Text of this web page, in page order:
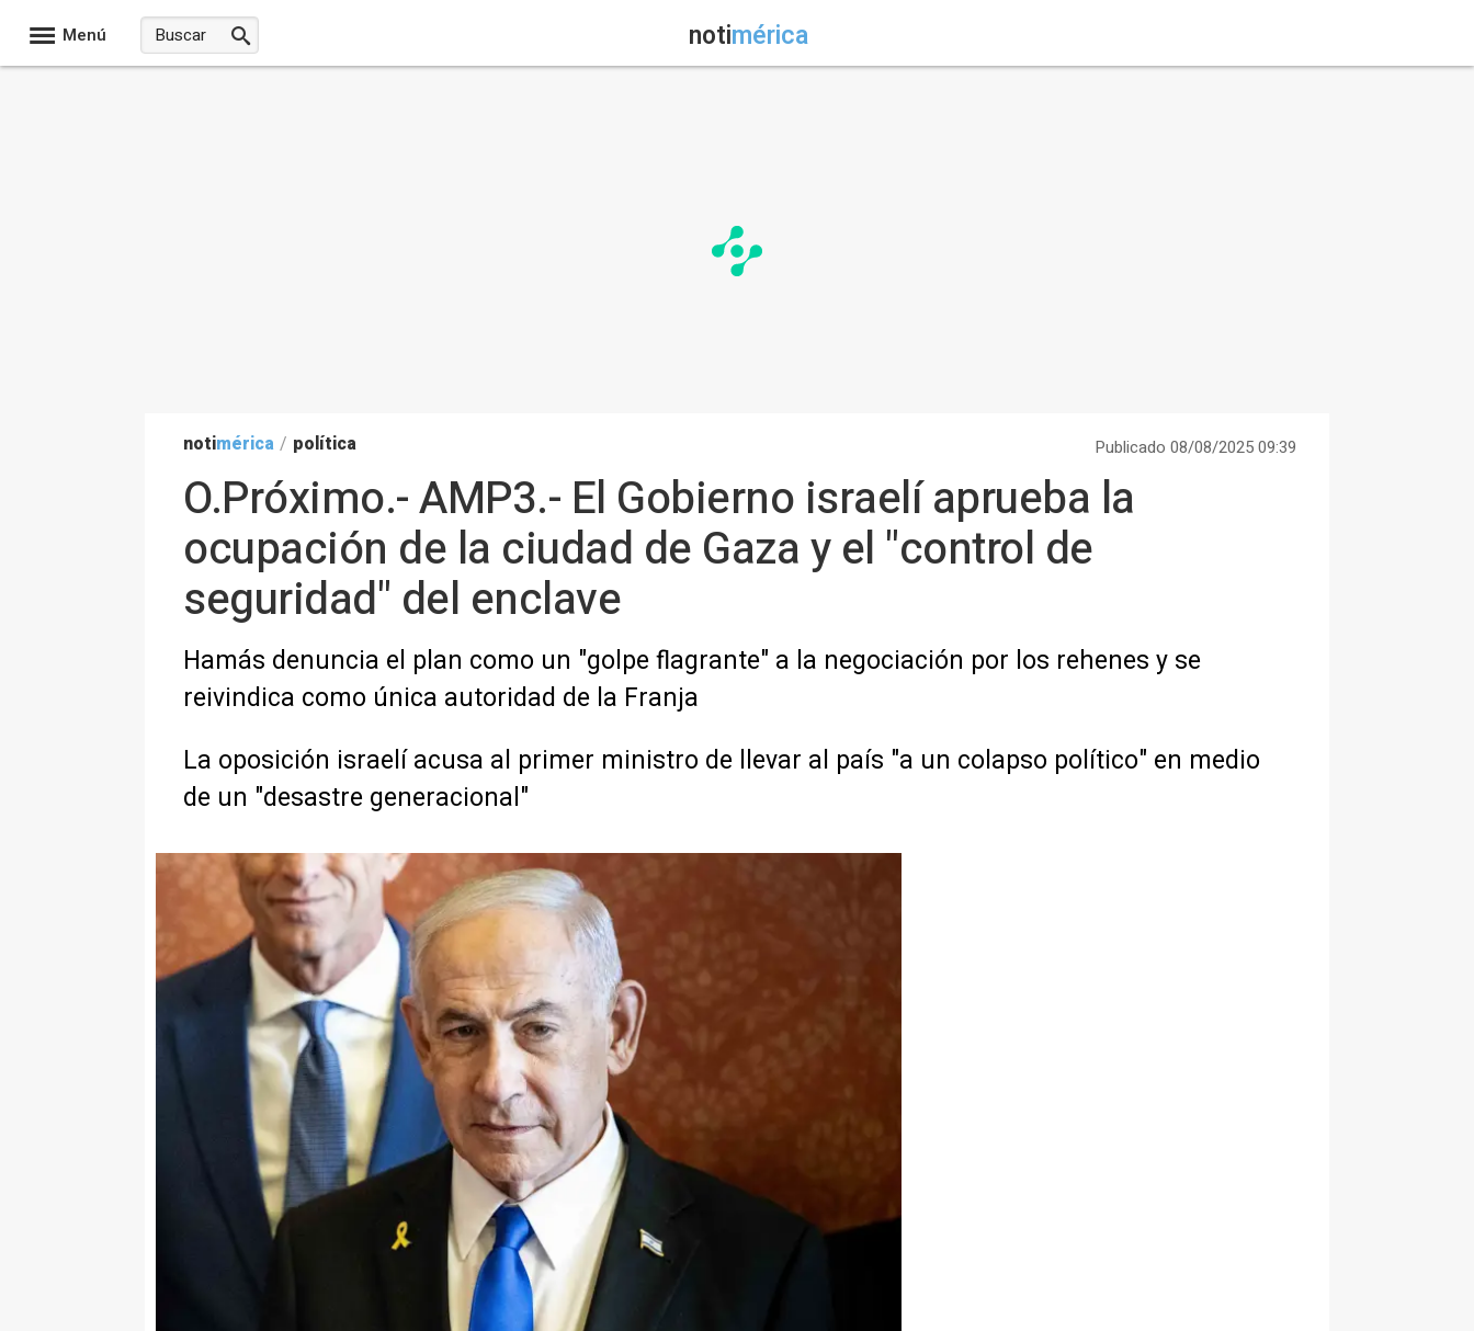
Menú notimérica
notimérica / política Publicado 08/08/2025 09:39
O.Próximo.- AMP3.- El Gobierno israelí aprueba la
ocupación de la ciudad de Gaza y el "control de
seguridad" del enclave
Hamás denuncia el plan como un "golpe flagrante" a la negociación por los rehenes y se
reivindica como única autoridad de la Franja
La oposición israelí acusa al primer ministro de llevar al país "a un colapso político" en medio
de un "desastre generacional"